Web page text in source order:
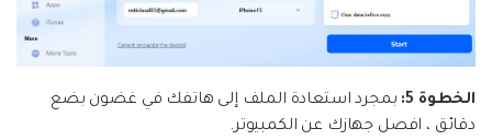
الخطوة 5:
بمجرد استعادة الملف إلى هاتفك في غضون بضع
دقائق ، افصل جهازك عن الكمبيوتر.